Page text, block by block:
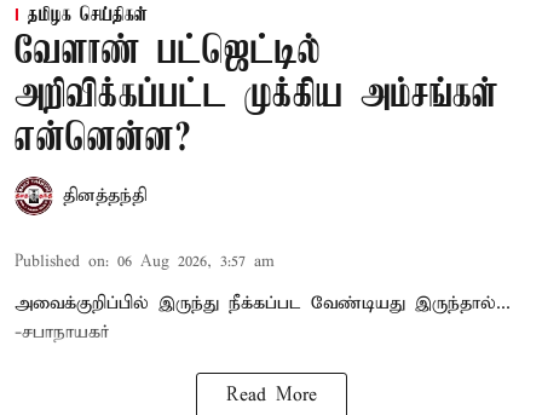
தமிழக செய்திகள்
வேளாண் பட்ஜெட்டில்
அறிவிக்கப்பட்ட முக்கிய அம்சங்கள்
என்னென்ன?
தினத்தந்தி
Published on: 06 Aug 2026, 3:57 am
அவைக்குறிப்பில் இருந்து நீக்கப்பட வேண்டியது இருந்தால்...
-சபாநாயகர்
Read More